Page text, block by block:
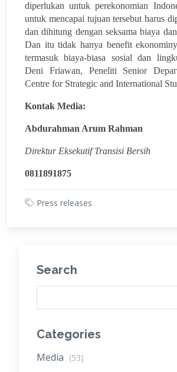
diperlukan untuk perekonomian
untuk mencapai tujuan tersebut harus
dan dihitung dengan seksama biaya
Dan itu tidak hanya benefit
termasuk biaya-biasa sosial dan
Deni Friawan, Peneliti Senior
Centre for Strategic and International
Kontak Media:
Abdurahman Arum Rahman
Direktur Eksekutif Transisi Bersih
0811891875
Press releases
Search
Categories
Media (53)